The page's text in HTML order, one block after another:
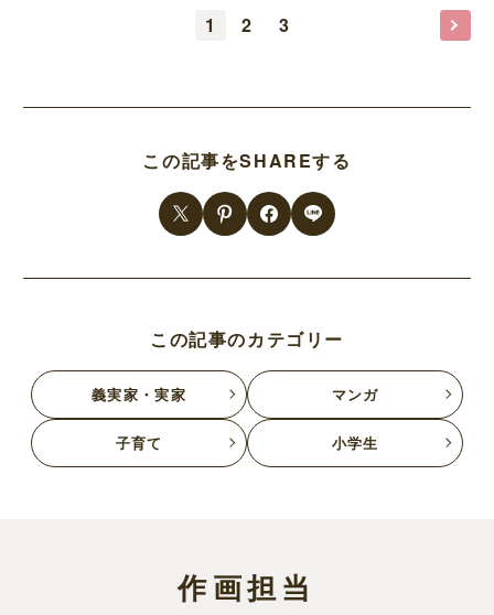
1 2 3
この記事をSHAREする
この記事のカテゴリー
義実家・実家 マンガ
子育て 小学生
作画担当